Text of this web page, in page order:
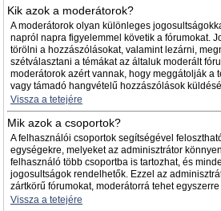
Kik azok a moderátorok?
A moderátorok olyan különleges
napról napra figyelemmel követik a fórumokat.
törölni a hozzászólásokat, valamint lezárni,
szétválasztani a témákat az általuk moderált
moderátorok azért vannak, hogy meggátolják a
vagy támadó hangvételű hozzászólások
Vissza a tetejére
Mik azok a csoportok?
A felhasználói csoportok segítségével
egységekre, melyeket az adminisztrátor
felhasználó több csoportba is tartozhat, és
jogosultságok rendelhetők. Ezzel az
zártkörű fórumokat, moderátorrá tehet
Vissza a tetejére